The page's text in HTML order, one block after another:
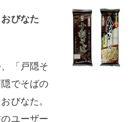
おびなた
「戸隠そ
でそばの
びなた。
ユーザー